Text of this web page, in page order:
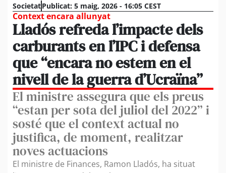
SocietatPublicat: 5 maig, 2026 - 16:05 CEST
Context encara allunyat
Lladós refreda l’impacte dels
carburants en l’IPC i defensa
que “encara no estem en el
nivell de la guerra d’Ucraïna”
El ministre assegura que els preus
“estan per sota del juliol del 2022” i
sosté que el context actual no
justifica, de moment, realitzar
noves actuacions
El ministre de Finances, Ramon Lladós, ha situat